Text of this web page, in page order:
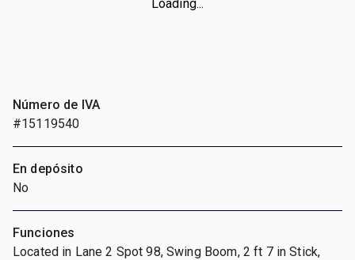
Loading...
Número de IVA
#15119540
En depósito
No
Funciones
Located in Lane 2 Spot 98, Swing Boom, 2 ft 7 in Stick,